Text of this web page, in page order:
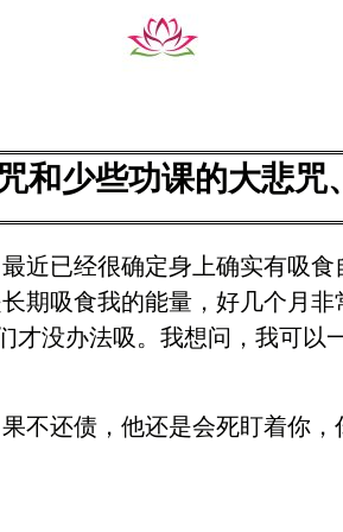
和少些功课的大悲咒
近已经很确定身上确实有吸
期吸食我的能量，好几个月
才没办法吸。我想问，我可以
不还债，他还是会死盯着你